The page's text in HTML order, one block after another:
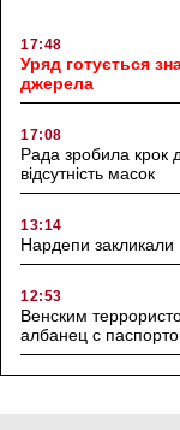
17:48
Уряд готується
джерела
17:08
Рада зробила крок
відсутність масок
13:14
Нардепи закликали
12:53
Венским
албанец с